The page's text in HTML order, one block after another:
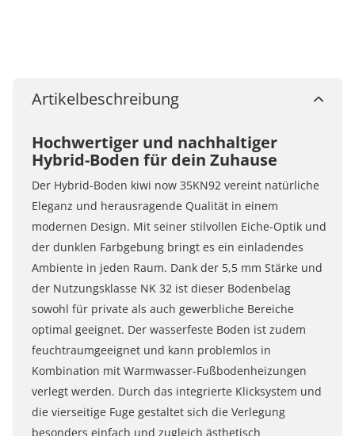
Artikelbeschreibung
Hochwertiger und nachhaltiger
Hybrid-Boden für dein Zuhause
Der Hybrid-Boden kiwi now 35KN92 vereint natürliche
Eleganz und herausragende Qualität in einem
modernen Design. Mit seiner stilvollen Eiche-Optik und
der dunklen Farbgebung bringt es ein einladendes
Ambiente in jeden Raum. Dank der 5,5 mm Stärke und
der Nutzungsklasse NK 32 ist dieser Bodenbelag
sowohl für private als auch gewerbliche Bereiche
optimal geeignet. Der wasserfeste Boden ist zudem
feuchtraumgeeignet und kann problemlos in
Kombination mit Warmwasser-Fußbodenheizungen
verlegt werden. Durch das integrierte Klicksystem und
die vierseitige Fuge gestaltet sich die Verlegung
besonders einfach und zugleich ästhetisch